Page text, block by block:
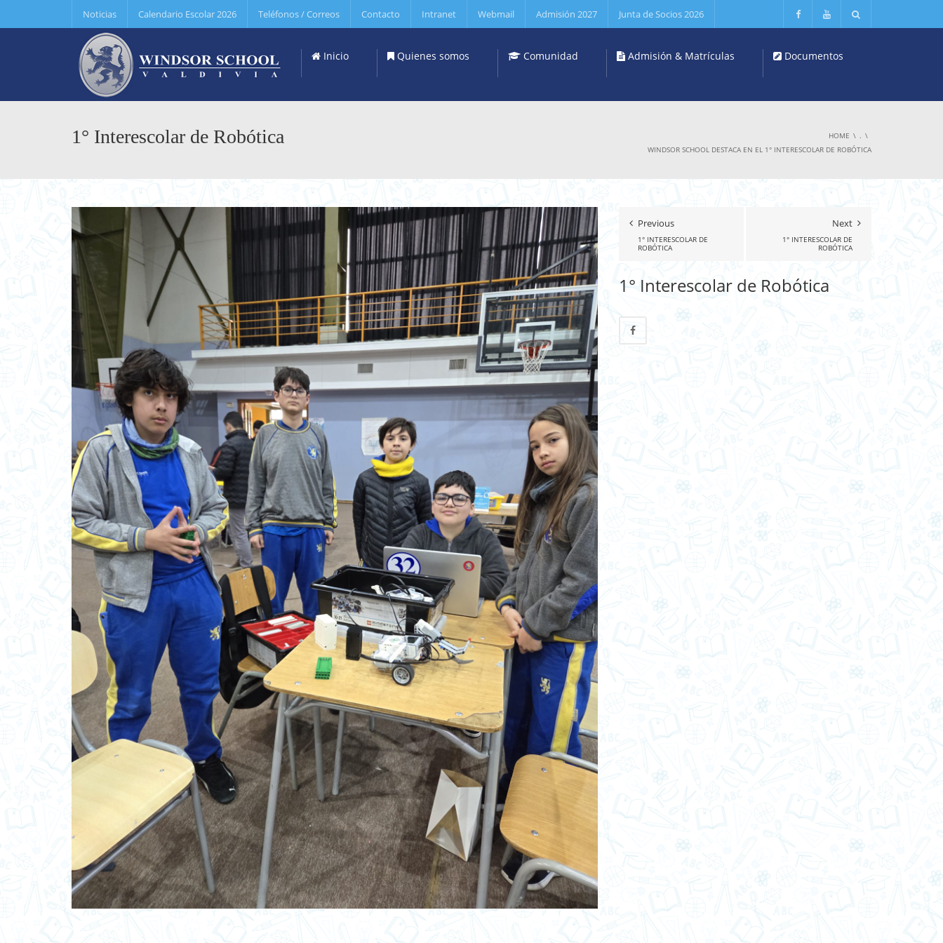
Noticias Calendario Escolar 2026 Teléfonos / Correos Contacto Intranet Webmail Admisión 2027 Junta de Socios 2026
Inicio Quienes somos Comunidad Admisión & Matrículas Documentos
1° Interescolar de Robótica HOME
.
WINDSOR SCHOOL DESTACA EN EL 1° INTERESCOLAR DE ROBÓTICA
Previous
1° INTERESCOLAR DE
ROBÓTICA
Next
1° INTERESCOLAR DE
ROBÓTICA
1° Interescolar de Robótica